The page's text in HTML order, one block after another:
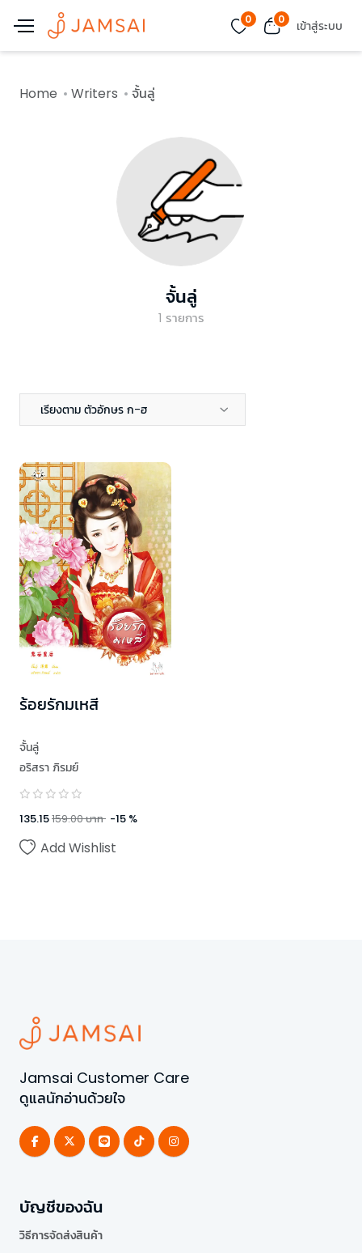
0 0 เข้าสู่ระบบ
Home Writers จั้นลู่
จั้นลู่
1 รายการ
เรียงตาม ตัวอักษร ก-ฮ
ร้อยรักมเหสี
จั้นลู่
อริสรา ภิรมย์
135.15159.00บาท -15 %
Add Wishlist
Jamsai Customer Care
ดูแลนักอ่านด้วยใจ
บัญชีของฉัน
วิธีการจัดส่งสินค้า